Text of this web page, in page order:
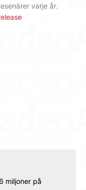
varje år.
miljoner på